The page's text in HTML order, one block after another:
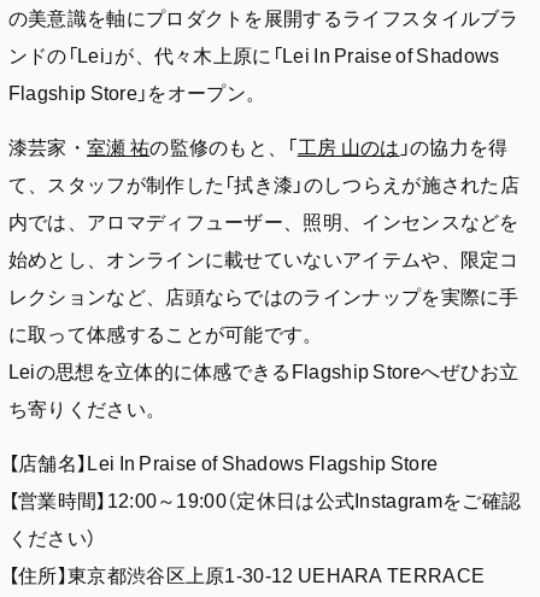
の美意識を軸にプロダクトを展開するライフスタイルブラ
ンドの「Lei」が、代々木上原に「Lei In Praise of Shadows
Flagship Store」をオープン。
漆芸家・ 室瀬 祐の監修のもと、「工房 山のは 」の協力を得
て、スタッフが制作した「拭き漆」のしつらえが施された店
内では、アロマディフューザー、照明、インセンスなどを
始めとし、オンラインに載せていないアイテムや、限定コ
レクションなど、店頭ならではのラインナップを実際に手
に取って体感することが可能です。
Leiの思想を立体的に体感できるFlagship Storeへぜひお立
ち寄りください。
【店舗名】Lei In Praise of Shadows Flagship Store
【営業時間】12:00～19:00（定休日は公式Instagramをご確認
ください）
【住所】東京都渋谷区上原1-30-12 UEHARA TERRACE